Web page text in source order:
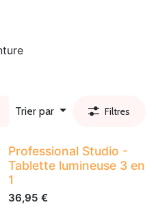
Trier par Filtres
Professional Studio -
Tablette lumineuse 3 en
1
36,95 €